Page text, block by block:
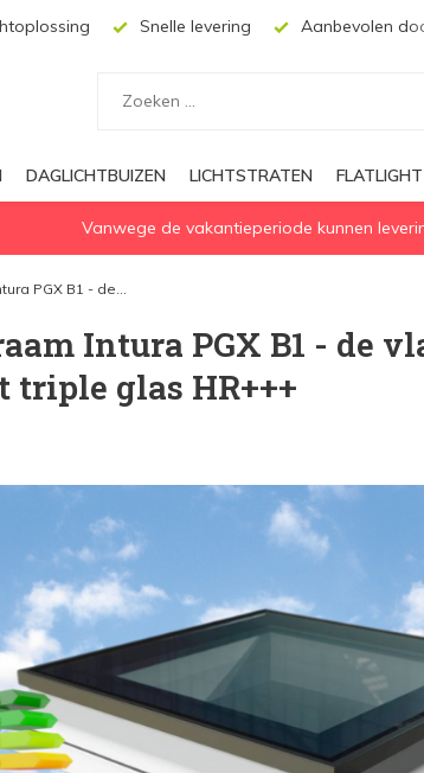
Aanbevolen door dakwerkers, aannemers en
DAGLICHTBUIZEN LICHTSTRATEN
Vanwege de vakantieperiode kunnen
PGX B1 - de...
Intura PGX B1 - de
glas HR+++